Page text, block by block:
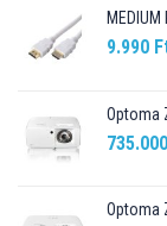
9.990
Optoma
735.000
Optoma